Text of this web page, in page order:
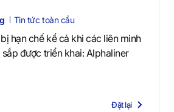
Tin tức toàn cầu
hạn chế kể cả khi các liên minh
được triển khai: Alphaliner
Đặt lại